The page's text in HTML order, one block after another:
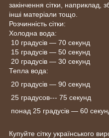
закінчення сітки, наприклад,
інші матеріали тощо.
Розчинність сітки:
Холодна вода:
10 градусів — 70 секунд
15 градусів — 50 секунд
20 градусів — 30 секунд
Тепла вода:
20 градусів — 90 секунд
25 градусов--- 75 секунд
понад 25 градусів — 60
Купуйте сітку українського